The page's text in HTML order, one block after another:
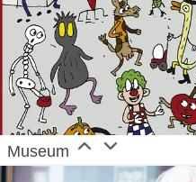
Museum